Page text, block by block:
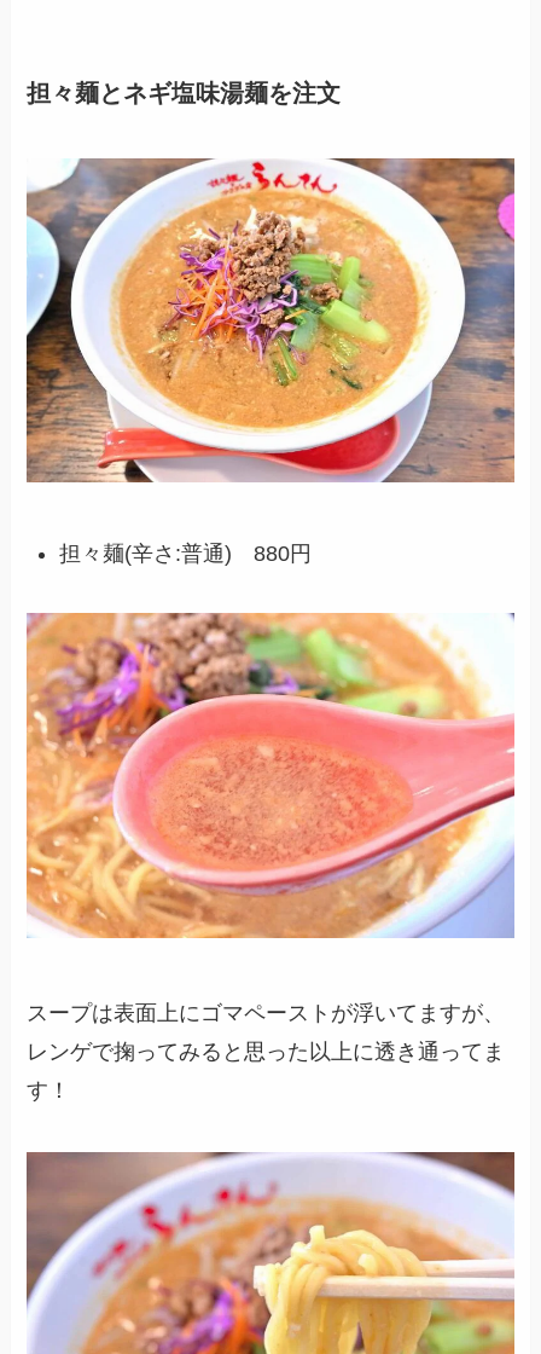
担々麺とネギ塩味湯麺を注文
担々麺(辛さ:普通) 880円
スープは表面上にゴマペーストが浮いてますが、
レンゲで掬ってみると思った以上に透き通ってま
す！